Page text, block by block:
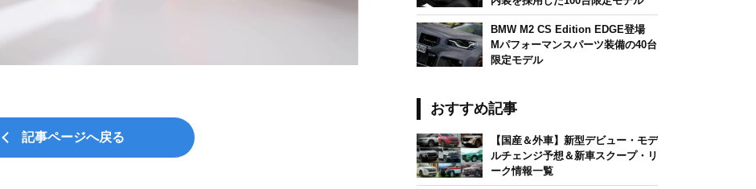
記事ページへ戻る
BMW M2 CS Edition EDGE登場
Mパフォーマンスパーツ装備の40台
限定モデル
おすすめ記事
【国産＆外車】新型デビュー・モデ
ルチェンジ予想＆新車スクープ・リ
ーク情報一覧